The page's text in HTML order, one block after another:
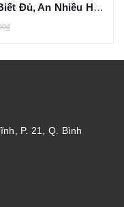
Sống Với Trái Tim Biết Đủ - Lòng Biết Đủ, An Nhiều Hơn - Thích Pháp Hòa
P. 21, Q. Bình